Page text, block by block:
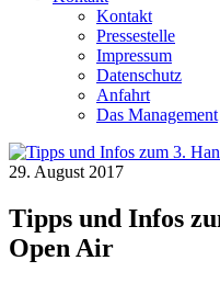
Kontakt
Pressestelle
Impressum
Datenschutz
Anfahrt
Das Management
29. August 2017
Tipps und Infos
Open Air